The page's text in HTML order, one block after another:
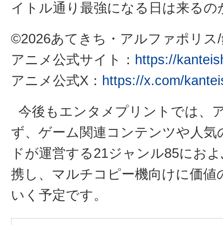
イトル通り最強になる日は来るの
©2026あてきち・アルファポリス
アニメ公式サイト： https://
アニメ公式X： https://x.com/
今後もエンタメプリントでは、
ず、ゲーム関連コンテンツや人
ドが運営する21ジャンル85にお
携し、マルチコピー機向けに価
いく予定です。